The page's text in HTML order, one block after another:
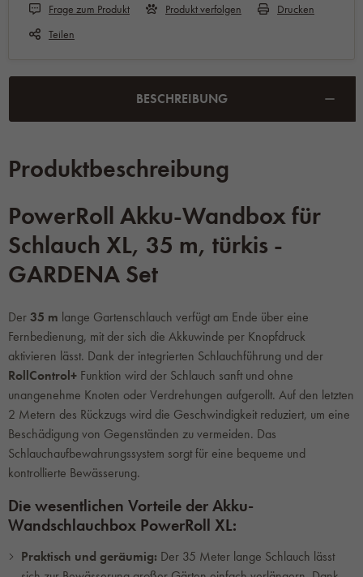
Frage zum Produkt Produkt verfolgen
Drucken
Teilen
BESCHREIBUNG
Produktbeschreibung
PowerRoll Akku-Wandbox für
Schlauch XL, 35 m, türkis -
GARDENA Set
Der35 m lange Gartenschlauch verfügt am Ende über eine
Fernbedienung, mit der sich die Akkuwinde per Knopfdruck
aktivieren lässt. Dank der integrierten Schlauchführung und der
RollControl+ Funktion wird der Schlauch sanft und ohne
unangenehme Knoten oder Verdrehungen aufgerollt. Auf den letzten
2 Metern des Rückzugs wird die Geschwindigkeit reduziert, um eine
Beschädigung von Gegenständen zu vermeiden. Das
Schlauchaufbewahrungssystem sorgt für eine bequeme und
kontrollierte Bewässerung.
Die wesentlichen Vorteile der Akku-
Wandschlauchbox PowerRoll XL:
Praktisch und geräumig: Der 35 Meter lange Schlauch lässt